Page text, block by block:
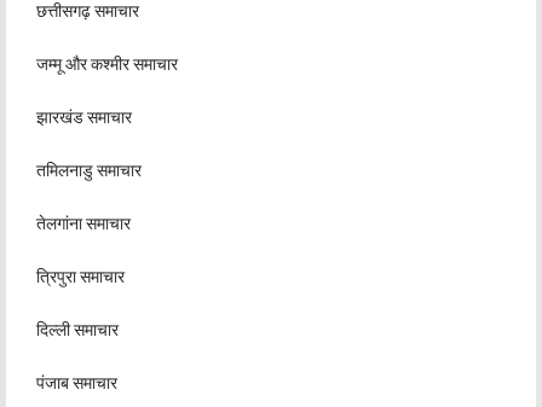
छत्तीसगढ़ समाचार
जम्मू और कश्मीर समाचार
झारखंड समाचार
तमिलनाडु समाचार
तेलगांना समाचार
त्रिपुरा समाचार
दिल्ली समाचार
पंजाब समाचार